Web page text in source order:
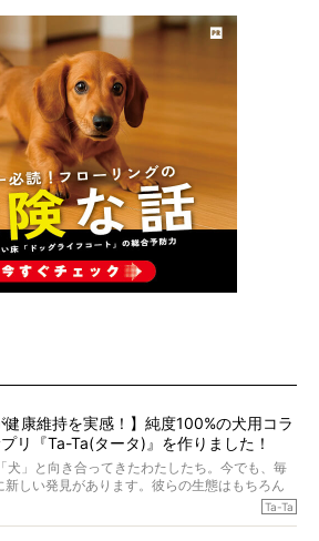
健康維持を実感！】純度100%の犬用コラ
リ『Ta-Ta(タータ)』を作りました！
犬」と向き合ってきたわたしたち。今でも、毎
新しい発見があります。彼らの生態はもちろん
食事」に関することも同じです。昔の犬は25年
いわれていますが、長生きの秘訣はバランスの
Ta-Ta